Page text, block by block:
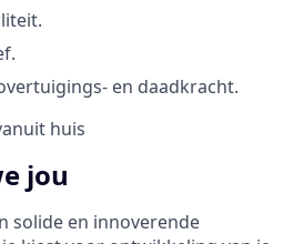
en daadkracht.
huis
jou
solide en innoverende